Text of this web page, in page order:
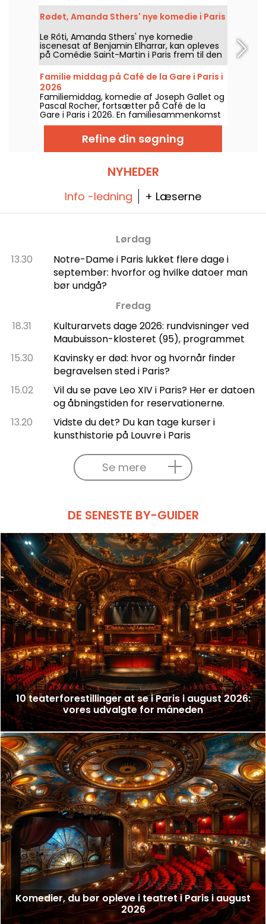
musikalske show om overgangsalderen.
Rødet, Amanda Sthers' nye komedie i Paris
Le Rôti, Amanda Sthers' nye komedie
iscenesat af Benjamin Elharrar, kan opleves
på Comédie Saint-Martin i Paris frem til den
15. oktober 2026.
Familie middag på Café de la Gare i Paris i
2026
Familiemiddag, komedie af Joseph Gallet og
Pascal Rocher, fortsætter på Café de la
Gare i Paris i 2026. En familiesammenkomst
under spænding omkring Alexandres 30-års
Refine din søgning
NYHEDER
Info -ledning + Læserne
Lørdag
13.30
Notre-Dame i Paris lukket flere dage i
september: hvorfor og hvilke datoer man
bør undgå?
Fredag
18.31
Kulturarvets dage 2026: rundvisninger ved
Maubuisson-klosteret (95), programmet
15.30
Kavinsky er død: hvor og hvornår finder
begravelsen sted i Paris?
15.02
Vil du se pave Leo XIV i Paris? Her er datoen
og åbningstiden for reservationerne.
13.20
Vidste du det? Du kan tage kurser i
kunsthistorie på Louvre i Paris
Se mere
DE SENESTE BY-GUIDER
10 teaterforestillinger at se i Paris i august 2026:
vores udvalgte for måneden
Komedier, du bør opleve i teatret i Paris i august
2026